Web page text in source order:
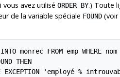
vous avez utilisé ORDER BY.) Toute
de la variable spéciale FOUND(voir
monrec FROM emp WHERE
THEN
EXCEPTION 'employé %